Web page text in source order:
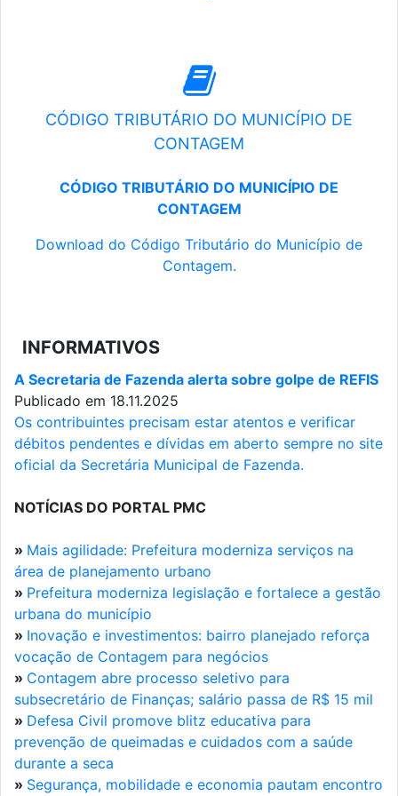
CÓDIGO TRIBUTÁRIO DO MUNICÍPIO DE
CONTAGEM
CÓDIGO TRIBUTÁRIO DO MUNICÍPIO DE
CONTAGEM
Download do Código Tributário do Município de
Contagem.
INFORMATIVOS
A Secretaria de Fazenda alerta sobre golpe de REFIS
Publicado em 18.11.2025
Os contribuintes precisam estar atentos e verificar
débitos pendentes e dívidas em aberto sempre no site
oficial da Secretária Municipal de Fazenda.
NOTÍCIAS DO PORTAL PMC
» Mais agilidade: Prefeitura moderniza serviços na
área de planejamento urbano
» Prefeitura moderniza legislação e fortalece a gestão
urbana do município
» Inovação e investimentos: bairro planejado reforça
vocação de Contagem para negócios
» Contagem abre processo seletivo para
subsecretário de Finanças; salário passa de R$ 15 mil
» Defesa Civil promove blitz educativa para
prevenção de queimadas e cuidados com a saúde
durante a seca
» Segurança, mobilidade e economia pautam encontro